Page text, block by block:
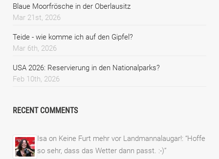
Blaue Moorfrösche in der Oberlausitz
Mar 21st, 2026
Teide - wie komme ich auf den Gipfel?
Mar 6th, 2026
USA 2026: Reservierung in den Nationalparks?
Feb 10th, 2026
RECENT COMMENTS
Isa on Keine Furt mehr vor Landmannalaugar!: “Hoffe
so sehr, dass das Wetter dann passt. :-)”